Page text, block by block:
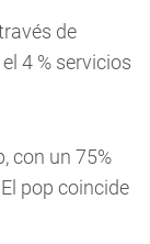
de
4 % servicios
con un 75%
pop coincide